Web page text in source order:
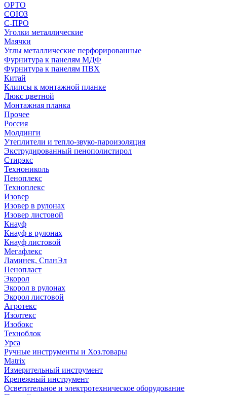
ОРТО
СОЮЗ
С-ПРО
Уголки металлические
Маячки
Углы металлические перфорированные
Фурнитура к панелям МДФ
Фурнитура к панелям ПВХ
Китай
Клипсы к монтажной планке
Люкс цветной
Монтажная планка
Прочее
Россия
Молдинги
Утеплители и тепло-звуко-пароизоляция
Экструдированный пенополистирол
Стирэкс
Технониколь
Пеноплекс
Техноплекс
Изовер
Изовер в рулонах
Изовер листовой
Кнауф
Кнауф в рулонах
Кнауф листовой
Мегафлекс
Ламинек, СпанЭл
Пенопласт
Экорол
Экорол в рулонах
Экорол листовой
Агротекс
Изолтекс
Изобокс
Техноблок
Урса
Ручные инструменты и Хоз.товары
Matrix
Измерительный инструмент
Крепежный инструмент
Осветительное и электротехническое оборудование